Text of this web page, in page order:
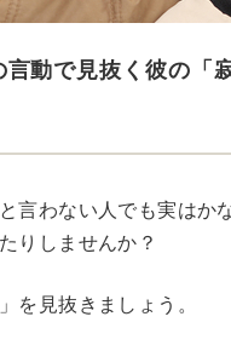
動で見抜く彼の「
言わない人でも実はか
りしませんか？
を見抜きましょう。